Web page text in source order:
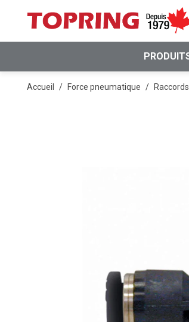
PASSER AU CONTENU PRINCIPAL
Accueil / Force pneumatique /